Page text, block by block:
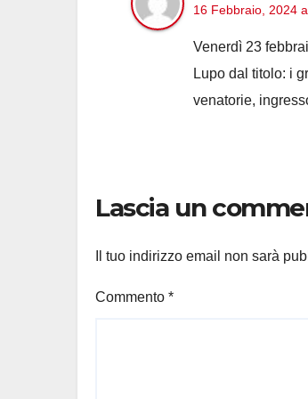
16 Febbraio, 2024
Venerdì 23
Lupo dal titolo: i
venatorie,
Lascia un
Il tuo indirizzo email non sarà
Commento *